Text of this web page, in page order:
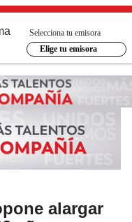
Selecciona tu emisora
Elige tu emisora
alargar